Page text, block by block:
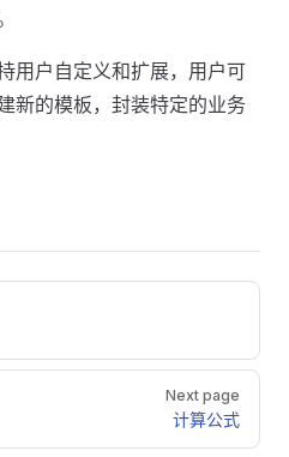
用户自定义和扩展，用户可
新的模板，封装特定的业务
Next page
计算公式